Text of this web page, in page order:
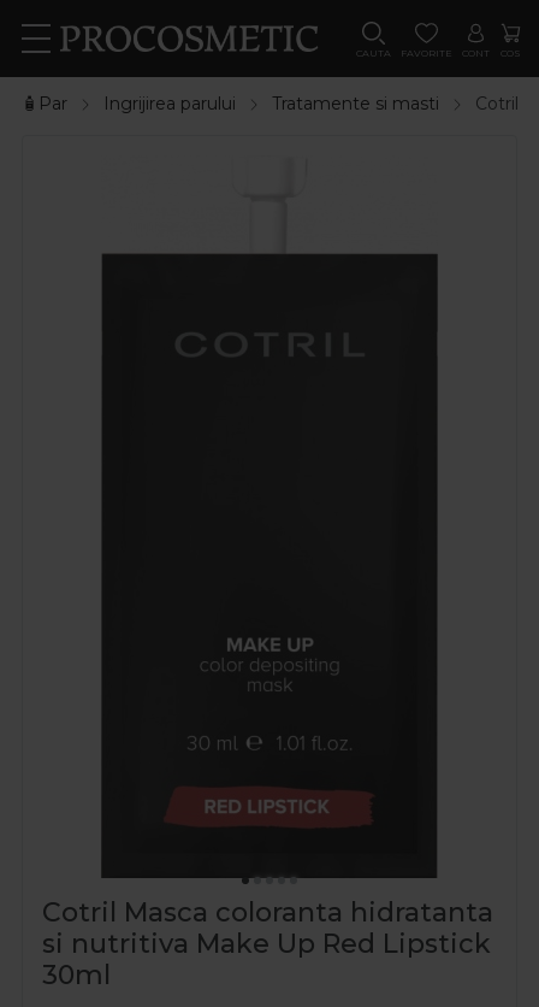
CAUTA FAVORITE CONT COS
🧴Par Ingrijirea parului Tratamente si masti Cotril
Cotril Masca coloranta hidratanta
si nutritiva Make Up Red Lipstick
30ml